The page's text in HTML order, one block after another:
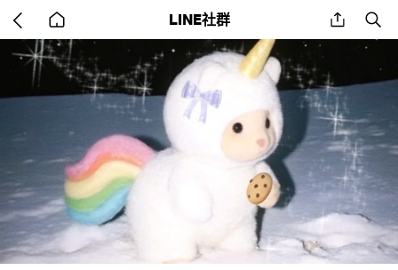
back
to
home
LINE社群 share